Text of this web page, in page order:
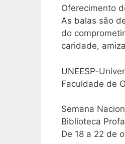
Oferecimento
As balas são
do
caridade,
UNEESP-
Faculdade de
Semana
Biblioteca
De 18 a 22 de